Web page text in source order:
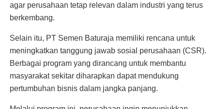
agar perusahaan tetap relevan dalam industri yang terus
berkembang.
Selain itu, PT Semen Baturaja memiliki rencana untuk
meningkatkan tanggung jawab sosial perusahaan (CSR).
Berbagai program yang dirancang untuk membantu
masyarakat sekitar diharapkan dapat mendukung
pertumbuhan bisnis dalam jangka panjang.